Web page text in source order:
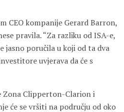
CEO kompanije Gerard Barron,
pravila. “Za razliku od ISA-e,
poručila u koji od ta dva
uvjerava da će s
Zona Clipperton-Clarion i
će se vršiti na području od oko